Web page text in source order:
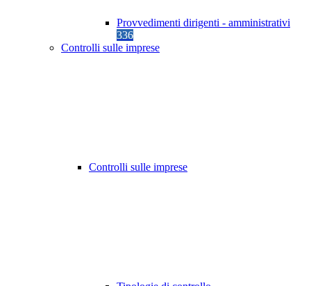
Provvedimenti dirigenti - amministrativi
336
Controlli sulle imprese
Controlli sulle imprese